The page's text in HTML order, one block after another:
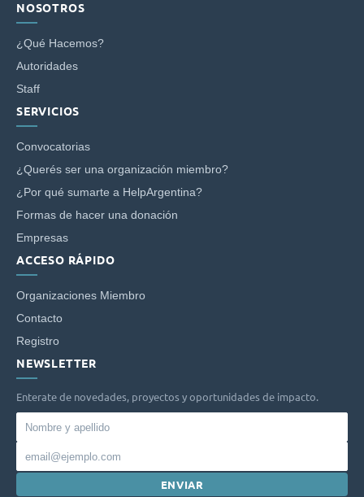
NOSOTROS
¿Qué Hacemos?
Autoridades
Staff
SERVICIOS
Convocatorias
¿Querés ser una organización miembro?
¿Por qué sumarte a HelpArgentina?
Formas de hacer una donación
Empresas
ACCESO RÁPIDO
Organizaciones Miembro
Contacto
Registro
NEWSLETTER
Enterate de novedades, proyectos y oportunidades de impacto.
Nombre
y
apellido
ENVIAR